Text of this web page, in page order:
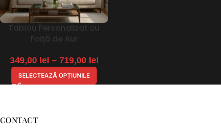
Tablou Personalizat cu
Foiță de Aur
349,00 lei – 719,00 lei
SELECTEAZĂ OPȚIUNILE
CONTACT